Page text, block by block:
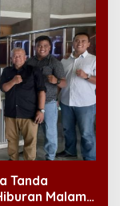
Tanda
Malam